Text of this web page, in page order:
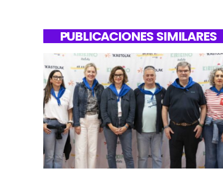
PUBLICACIONES SIMILARES